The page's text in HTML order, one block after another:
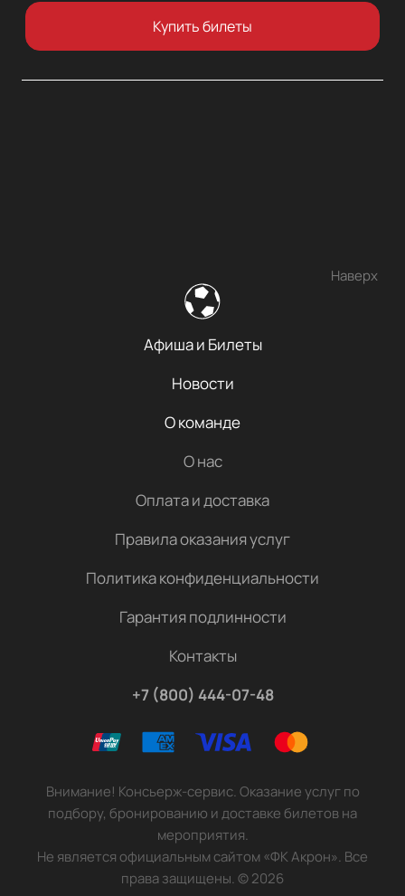
Купить билеты
Наверх
Афиша и Билеты
Новости
О команде
О нас
Оплата и доставка
Правила оказания услуг
Политика конфиденциальности
Гарантия подлинности
Контакты
+7 (800) 444-07-48
Внимание! Консьерж-сервис. Оказание услуг по
подбору, бронированию и доставке билетов на
мероприятия.
Не является официальным сайтом «ФК Акрон». Все
права защищены.©2026